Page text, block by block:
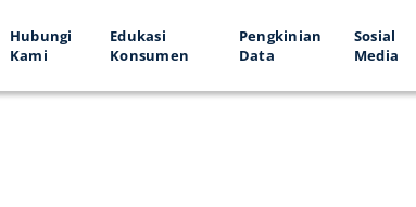
Hubungi
Kami
Edukasi
Konsumen
Pengkinian
Data
Sosial
Media